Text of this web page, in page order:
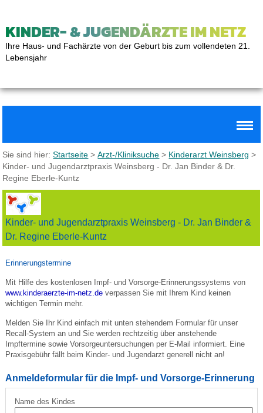
KINDER- & JUGENDÄRZTE IM NETZ
Ihre Haus- und Fachärzte von der Geburt bis zum vollendeten 21.
Lebensjahr
Sie sind hier:Startseite >Arzt-/Kliniksuche > Kinderarzt Weinsberg >
Kinder- und Jugendarztpraxis Weinsberg - Dr. Jan Binder & Dr.
Regine Eberle-Kuntz
Kinder- und Jugendarztpraxis Weinsberg - Dr. Jan Binder &
Dr. Regine Eberle-Kuntz
Erinnerungstermine
Mit Hilfe des kostenlosen Impf- und Vorsorge-Erinnerungssystems von
www.kinderaerzte-im-netz.deverpassen Sie mit Ihrem Kind keinen
wichtigen Termin mehr.
Melden Sie Ihr Kind einfach mit unten stehendem Formular für unser
Recall-System an und Sie werden rechtzeitig über anstehende
Impftermine sowie Vorsorgeuntersuchungen per E-Mail informiert. Eine
Praxisgebühr fällt beim Kinder- und Jugendarzt generell nicht an!
Anmeldeformular für die Impf- und Vorsorge-Erinnerung
Name des Kindes